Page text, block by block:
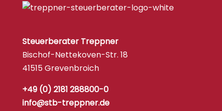
Steuerberater Treppner
Bischof-Nettekoven-Str. 18
41515 Grevenbroich
+49 (0) 2181 288800-0
info@stb-treppner.de